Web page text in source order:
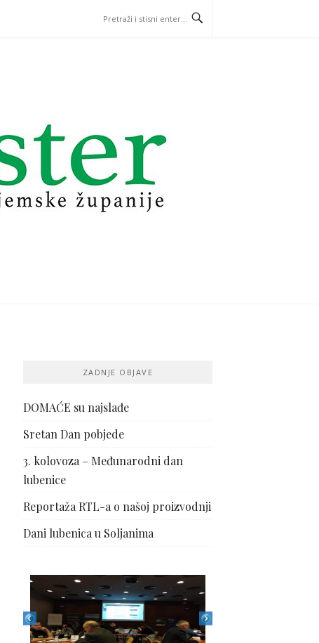
ZADNJE OBJAVE
DOMAĆE su najslađe
Sretan Dan pobjede
3. kolovoza – Međunarodni dan
lubenice
Reportaža RTL-a o našoj proizvodnji
Dani lubenica u Soljanima